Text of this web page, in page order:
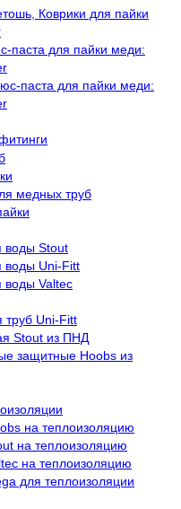
Коврики для пайки
паста для пайки меди:
паста для пайки меди:
медных труб
воды Stout
воды Uni-Fitt
воды Valtec
Uni-Fitt
Stout из ПНД
защитные Hoobs из
на теплоизоляцию
на теплоизоляцию
на теплоизоляцию
для теплоизоляции